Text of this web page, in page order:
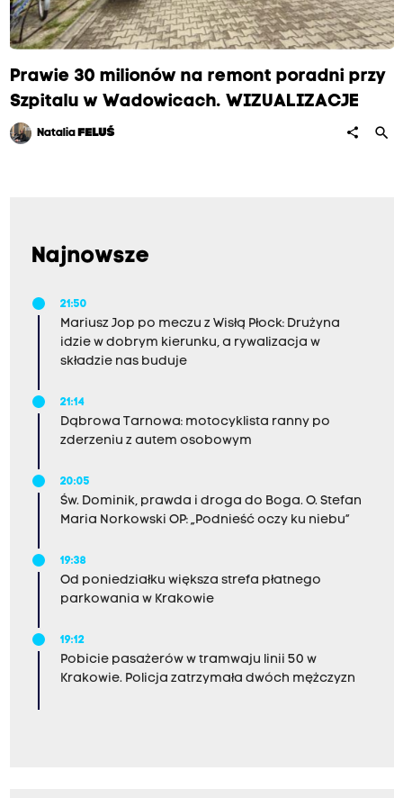
Prawie 30 milionów na remont poradni przy
Szpitalu w Wadowicach. WIZUALIZACJE
Natalia FELUŚ share search
Najnowsze
21:50
Mariusz Jop po meczu z Wisłą Płock: Drużyna
idzie w dobrym kierunku, a rywalizacja w
składzie nas buduje
21:14
Dąbrowa Tarnowa: motocyklista ranny po
zderzeniu z autem osobowym
20:05
Św. Dominik, prawda i droga do Boga. O. Stefan
Maria Norkowski OP: „Podnieść oczy ku niebu”
19:38
Od poniedziałku większa strefa płatnego
parkowania w Krakowie
19:12
Pobicie pasażerów w tramwaju linii 50 w
Krakowie. Policja zatrzymała dwóch mężczyzn